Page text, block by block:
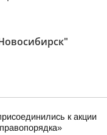
к акции